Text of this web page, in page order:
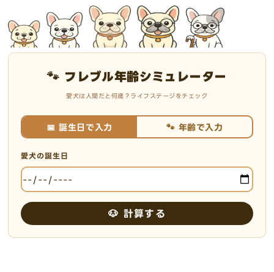
🐾 フレブル年齢シミュレーター
愛犬は人間だと何歳？ライフステージをチェック
📅 誕生日で入力 🐾 年齢で入力
愛犬の誕生日
🐶 計算する